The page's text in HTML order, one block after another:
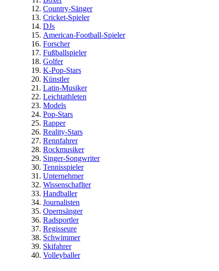
Country-Sänger
Cricket-Spieler
DJs
American-Football-Spieler
Forscher
Fußballspieler
Golfer
K-Pop-Stars
Künstler
Latin-Musiker
Leichtathleten
Models
Pop-Stars
Rapper
Reality-Stars
Rennfahrer
Rockmusiker
Singer-Songwriter
Tennisspieler
Unternehmer
Wissenschaflter
Handballer
Journalisten
Opernsänger
Radsportler
Regisseure
Schwimmer
Skifahrer
Volleyballer